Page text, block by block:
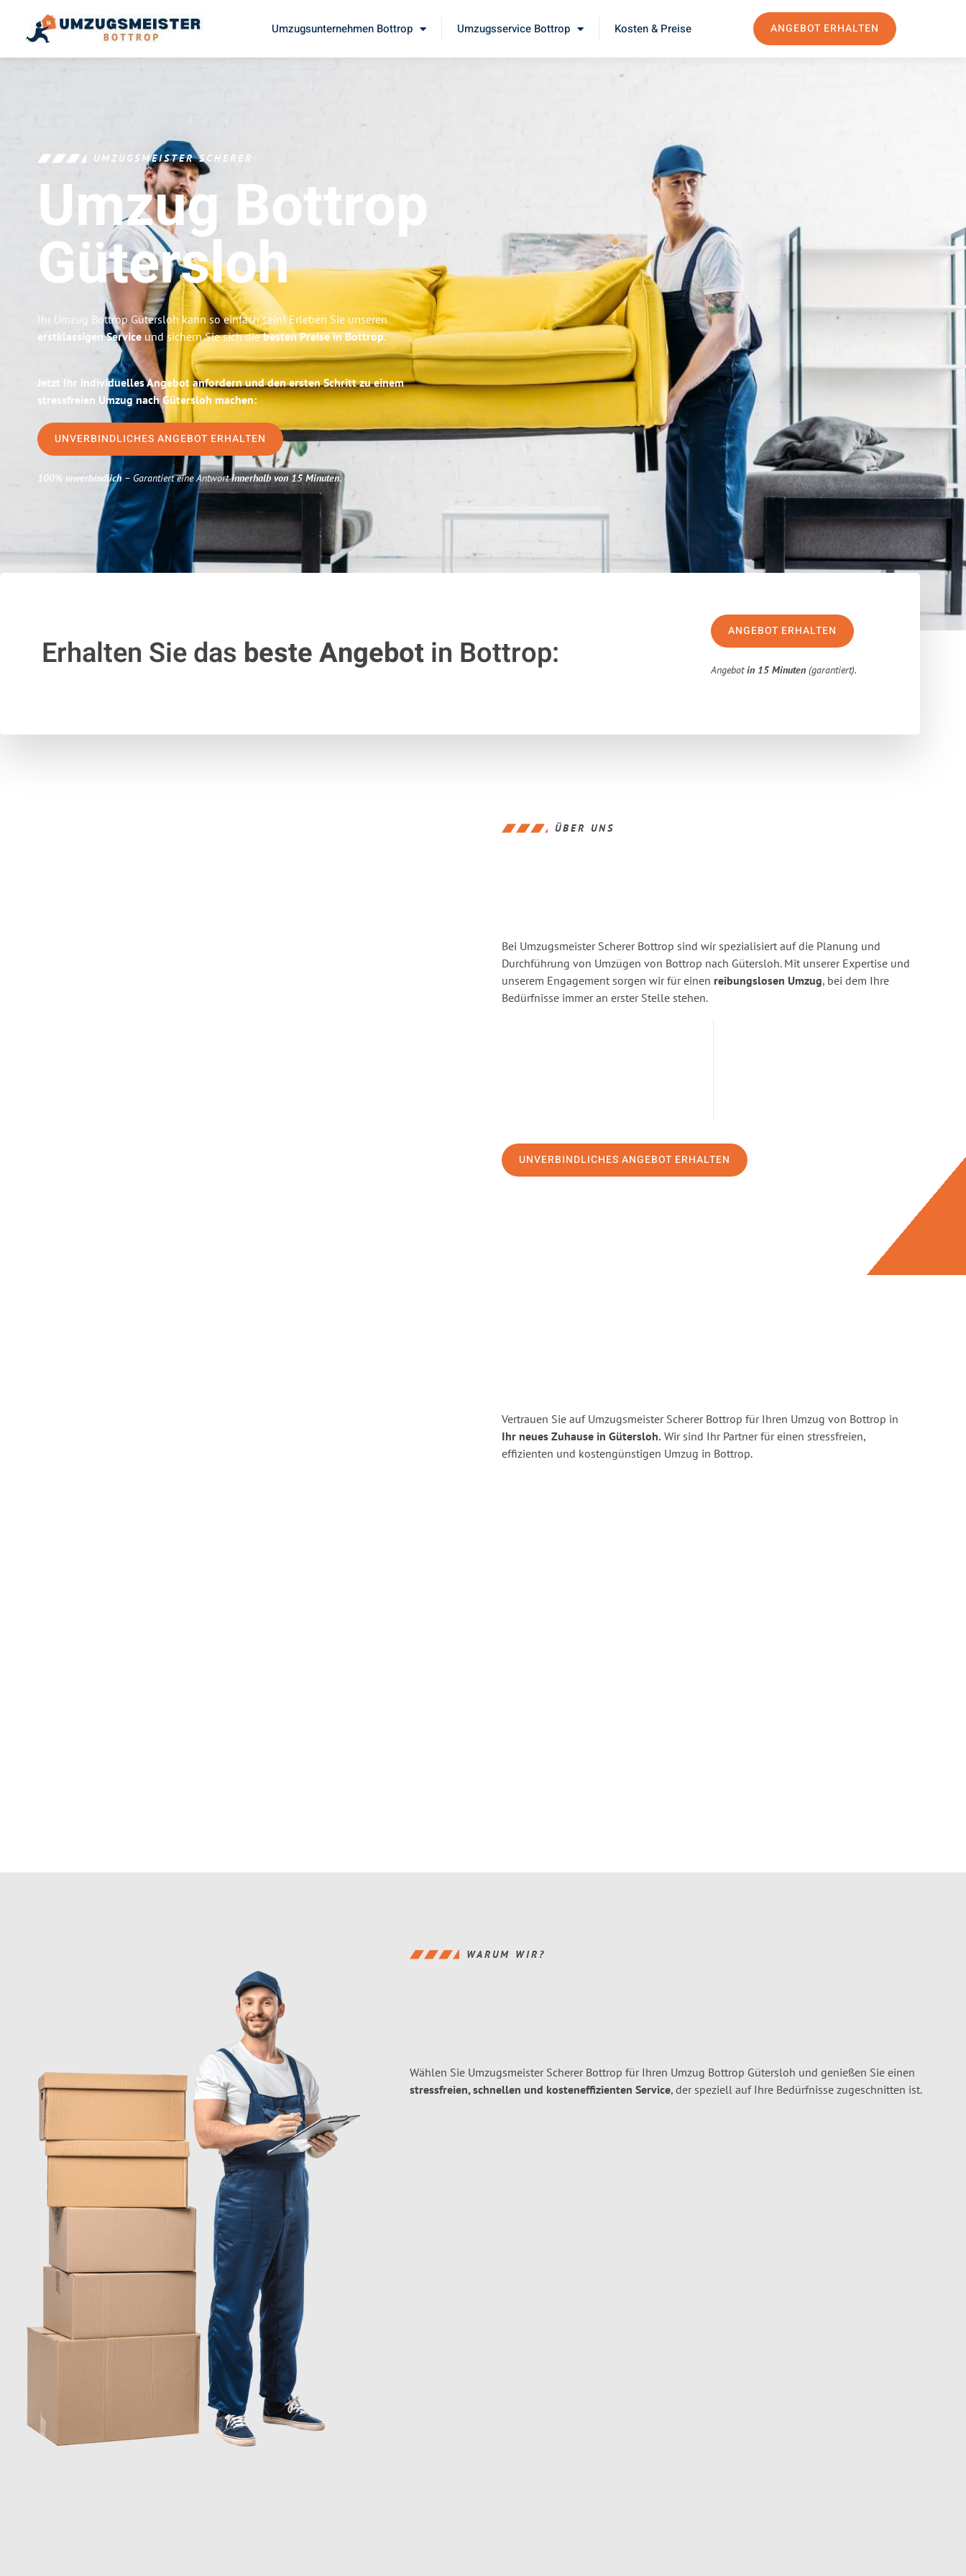
Umzugsunternehmen Bottrop Umzugsservice Bottrop Kosten & Preise ANGEBOT ERHALTEN
UMZUGSMEISTER SCHERER
Umzug Bottrop
Gütersloh
Ihr Umzug Bottrop Gütersloh kann so einfach sein! Erleben Sie unseren
erstklassigen Service und sichern Sie sich diebesten Preise in Bottrop.
Jetzt Ihr individuelles Angebot anfordern und den ersten Schritt zu einem
stressfreien Umzug nach Gütersloh machen:
UNVERBINDLICHES ANGEBOT ERHALTEN
100% unverbindlich– Garantiert eine Antwortinnerhalb von 15 Minuten.
Erhalten Sie das beste Angebotin Bottrop:
ANGEBOT ERHALTEN
Angebotin 15 Minuten (garantiert).
ÜBER UNS
Bei Umzugsmeister Scherer Bottrop sind wir spezialisiert auf die Planung und
Durchführung von Umzügen von Bottrop nach Gütersloh. Mit unserer Expertise und
unserem Engagement sorgen wir für einen reibungslosen Umzug, bei dem Ihre
Bedürfnisse immer an erster Stelle stehen.
UNVERBINDLICHES ANGEBOT ERHALTEN
Vertrauen Sie auf Umzugsmeister Scherer Bottrop für Ihren Umzug von Bottrop in
Ihr neues Zuhause in Gütersloh. Wir sind Ihr Partner für einen stressfreien,
effizienten und kostengünstigen Umzug in Bottrop.
WARUM WIR?
Wählen Sie Umzugsmeister Scherer Bottrop für Ihren Umzug Bottrop Gütersloh und genießen Sie einen
stressfreien, schnellen und kosteneffizienten Service, der speziell auf Ihre Bedürfnisse zugeschnitten ist.